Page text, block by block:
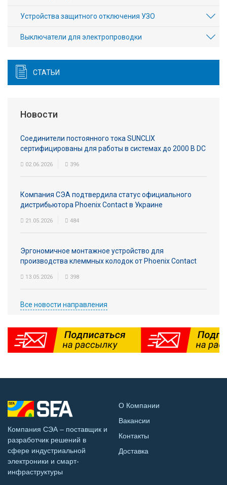
Устройства защитного отключения УЗО
Выключатели для электропроводки
СТАТЬИ
Новости
Соединители постоянного тока SUNCLIX
сертифицированы для работы в системах до 2000 В DC
02.06.2026 396
Компания СЭА подтвердила статус официального
дистрибьютора Phoenix Contact в Украине
21.05.2026 484
Эргономичное монтажное устройство для
производства клеммных колодок от Phoenix Contact
13.05.2026 398
Все новости направления
Компания СЭА – поставщик и
разработчик решений в
сфере индустриальной
электроники и смарт-
инфраструктуры
О Компании
Вакансии
Контакты
Доставка